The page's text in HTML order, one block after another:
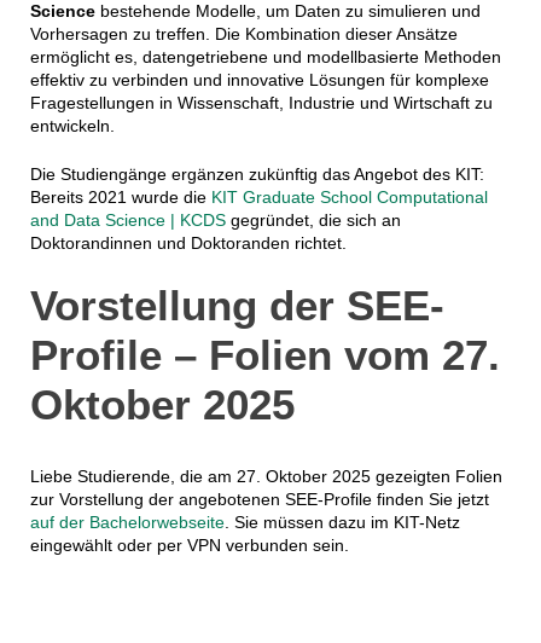
Sciencebestehende Modelle, um Daten zu simulieren und
Vorhersagen zu treffen. Die Kombination dieser Ansätze
ermöglicht es, datengetriebene und modellbasierte Methoden
effektiv zu verbinden und innovative Lösungen für komplexe
Fragestellungen in Wissenschaft, Industrie und Wirtschaft zu
entwickeln.
Die Studiengänge ergänzen zukünftig das Angebot des KIT:
Bereits 2021 wurde die KIT Graduate School Computational
and Data Science | KCDSgegründet, die sich an
Doktorandinnen und Doktoranden richtet.
Vorstellung der SEE-
Profile – Folien vom 27.
Oktober 2025
Liebe Studierende, die am 27. Oktober 2025 gezeigten Folien
zur Vorstellung der angebotenen SEE-Profile finden Sie jetzt
auf der Bachelorwebseite. Sie müssen dazu im KIT-Netz
eingewählt oder per VPN verbunden sein.